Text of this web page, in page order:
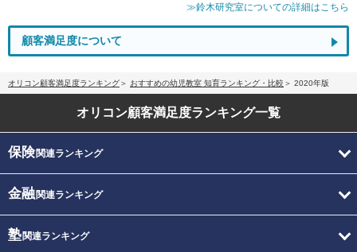
≫鈴木研究室についての詳細はこちら
顧客満足度について
オリコン顧客満足度ランキング おすすめの幼児教室 知育ランキング・比較 2020年版
オリコン顧客満足度ランキング一覧
保険関連ランキング
金融関連ランキング
塾関連ランキング